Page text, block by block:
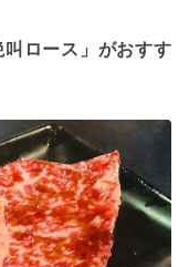
ロース」がおすす